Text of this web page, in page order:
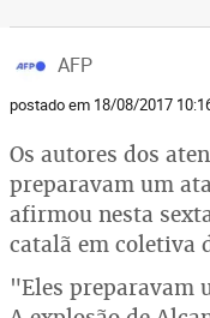
AFP
postado em 18/08/2017
Os autores dos
preparavam um
afirmou nesta
catalã em coletiva
"Eles preparavam